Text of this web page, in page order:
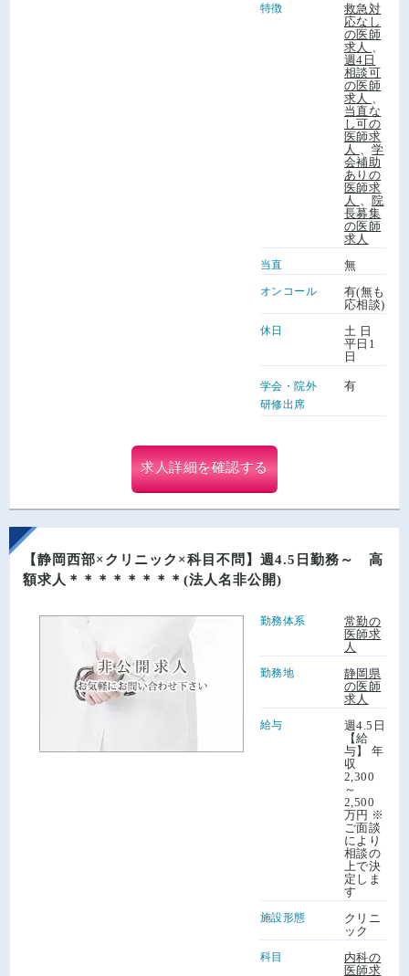
特徴
救急対
応なし
の医師
求人
週4日
相談可
の医師
求人
当直な
し可の
医師求
人
、学
会補助
ありの
医師求
人
院
長募集
の医師
求人
当直 無
オンコール
有(無も
応相談)
休日
土 日
平日1
日
学会・院外
研修出席
有
求人詳細を確認する
【静岡西部×クリニック×科目不問】週4.5日勤務～ 高
額求人＊＊＊＊＊＊＊＊(法人名非公開)
勤務体系
常勤の
医師求
人
勤務地
静岡県
の医師
求人
給与
週4.5日
【給
与】 年
収
2,300
～
2,500
万円 ※
ご面談
により
相談の
上で決
定しま
す
施設形態
クリニ
ック
科目
内科の
医師求